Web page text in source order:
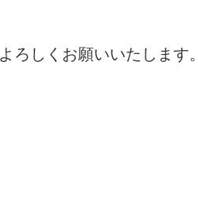
よろしくお願いいたします。